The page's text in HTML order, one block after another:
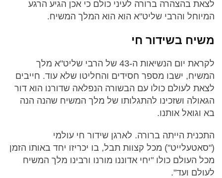
לצאת בהצהרה ברורה לעיני כולם כי אכן הגיע הרגע
המיוחל והרבי שליט"א הוא הוא המלך המשיח.
משיח בשידור חי
לקראת יום הנשיאות ה-43 של הרבי שליט"א מלך
המשיח, ישבו מספר חסידים והחליטו שלא עוד. חייבים
לצאת לעולם כולו עם הבשורה הנפלאה שדורנו הוא דור
הגאולה ושזכינו להתגלותו של מלך המשיח שהנה הנה
בא וגואל אותנו.
התכנית הייתה ברורה. לארגן שידור חי עולמי
("סאטעלייט") מכל קצוות תבל, בו יכריזו יחד באותו הזמן
מכל העולם כולו "יחי אדוננו מורנו ורבינו מלך המשיח
לעולם ועד".